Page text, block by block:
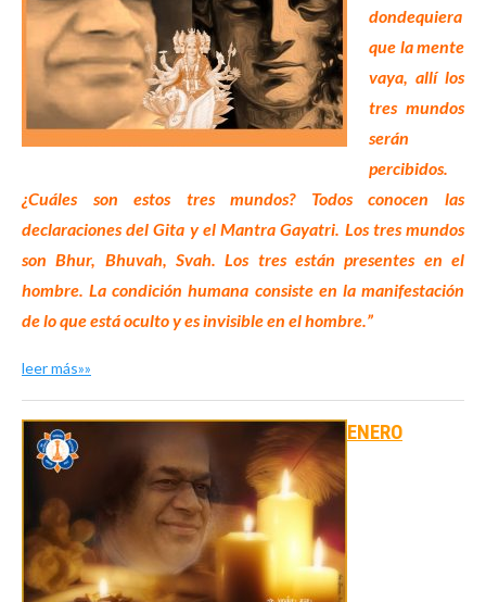
dondequiera
que la mente
vaya, allí los
tres mundos
serán
percibidos.
¿Cuáles son estos tres mundos? Todos conocen las
declaraciones del Gita y el Mantra Gayatri. Los tres mundos
son Bhur, Bhuvah, Svah. Los tres están presentes en el
hombre. La condición humana consiste en la manifestación
de lo que está oculto y es invisible en el hombre.”
leer más»»
ENERO